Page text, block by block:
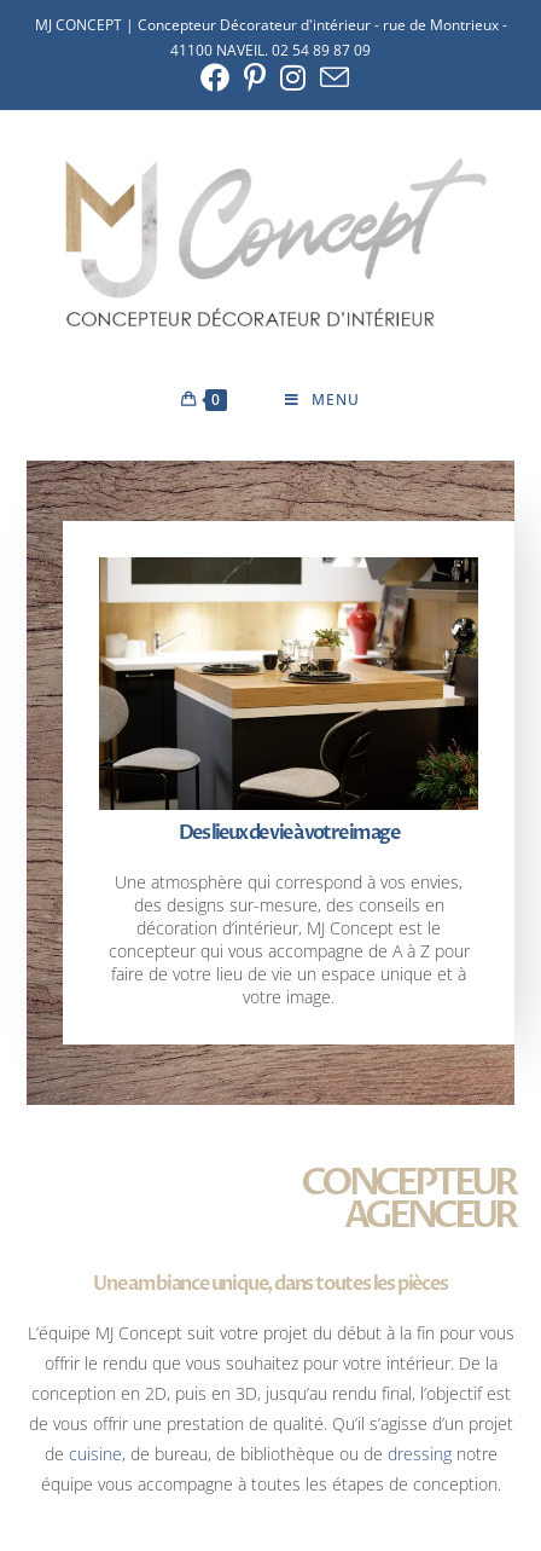
MJ CONCEPT | Concepteur Décorateur d'intérieur - rue de Montrieux -
41100 NAVEIL. 02 54 89 87 09
0 MENU
Des lieux de vie à votre image
Une atmosphère qui correspond à vos envies,
des designs sur-mesure, des conseils en
décoration d’intérieur, MJ Concept est le
concepteur qui vous accompagne de A à Z pour
faire de votre lieu de vie un espace unique et à
votre image.
CONCEPTEUR
AGENCEUR
Une ambiance unique, dans toutes les pièces
L’équipe MJ Concept suit votre projet du début à la fin pour vous
offrir le rendu que vous souhaitez pour votre intérieur. De la
conception en 2D, puis en 3D, jusqu’au rendu final, l’objectif est
de vous offrir une prestation de qualité. Qu’il s’agisse d’un projet
de cuisine, de bureau, de bibliothèque ou de dressingnotre
équipe vous accompagne à toutes les étapes de conception.